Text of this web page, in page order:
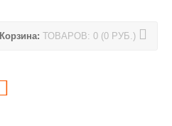
Корзина: ТОВАРОВ: 0 (0 РУБ.)